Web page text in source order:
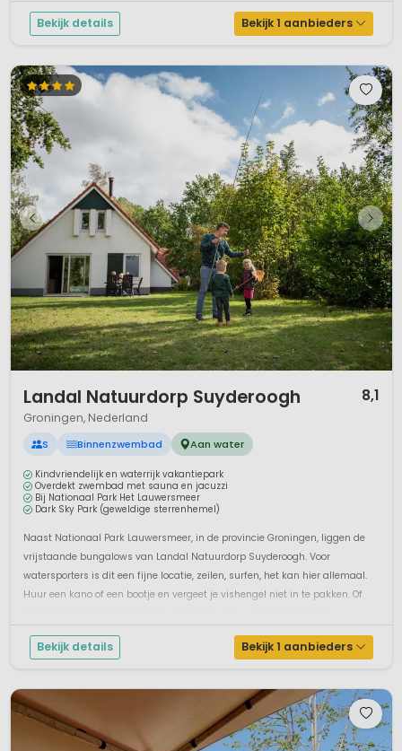
Bekijk details Bekijk 1 aanbieders
Landal Natuurdorp Suyderoogh 8,1
Groningen, Nederland
S Binnenzwembad Aan water
Kindvriendelijk en waterrijk vakantiepark
Overdekt zwembad met sauna en jacuzzi
Bij Nationaal Park Het Lauwersmeer
Dark Sky Park (geweldige sterrenhemel)
Naast Nationaal Park Lauwersmeer, in de provincie Groningen, liggen de
vrijstaande bungalows van Landal Natuurdorp Suyderoogh. Voor
watersporters is dit een fijne locatie, zeilen, surfen, het kan hier allemaal.
Huur een kano of een bootje en vergeet je vishengel niet in te pakken. Of
Bekijk details Bekijk 1 aanbieders